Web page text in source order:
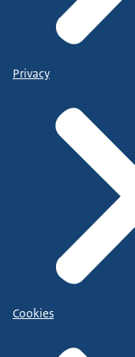
Privacy
Cookies